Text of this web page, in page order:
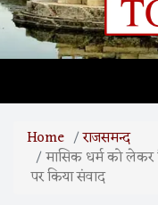
Home राजसमन्द
मासिक धर्म को
पर किया संवाद